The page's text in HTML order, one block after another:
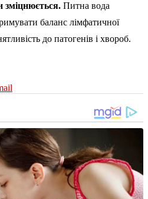
зміцнюється. Питна вода
баланс лімфатичної
до патогенів і хвороб.